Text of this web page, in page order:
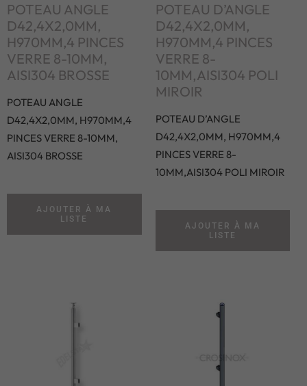
POTEAU ANGLE
D42,4X2,0MM,
H970MM,4 PINCES
VERRE 8-10MM,
AISI304 BROSSE
POTEAU ANGLE
D42,4X2,0MM, H970MM,4
PINCES VERRE 8-10MM,
AISI304 BROSSE
AJOUTER À MA
LISTE
POTEAU D’ANGLE
D42,4X2,0MM,
H970MM,4 PINCES
VERRE 8-
10MM,AISI304 POLI
MIROIR
POTEAU D’ANGLE
D42,4X2,0MM, H970MM,4
PINCES VERRE 8-
10MM,AISI304 POLI MIROIR
AJOUTER À MA
LISTE